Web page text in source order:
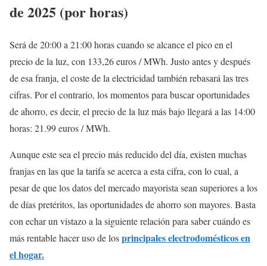
de 2025 (por horas)
Será de 20:00 a 21:00 horas cuando se alcance el pico en el
precio de la luz, con 133,26 euros / MWh. Justo antes y después
de esa franja, el coste de la electricidad también rebasará las tres
cifras. Por el contrario, los momentos para buscar oportunidades
de ahorro, es decir, el precio de la luz más bajo llegará a las 14:00
horas: 21.99 euros / MWh.
Aunque este sea el precio más reducido del día, existen muchas
franjas en las que la tarifa se acerca a esta cifra, con lo cual, a
pesar de que los datos del mercado mayorista sean superiores a los
de días pretéritos, las oportunidades de ahorro son mayores. Basta
con echar un vistazo a la siguiente relación para saber cuándo es
más rentable hacer uso de losprincipales electrodomésticos en
el hogar.